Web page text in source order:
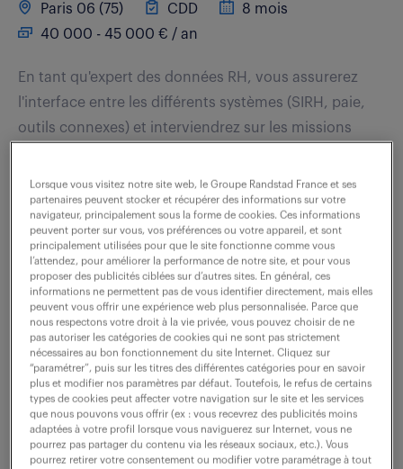
Paris 06 (75) CDD
8 mois
40 000 - 45 000 € / an
En tant qu'expert des données RH, vous assurerez
l'interface entre les différents systèmes (SIRH, paie,
outils connexes) et interviendrez sur les missions
voir l'offre
chargé de mission sirh (f/h)
29 juillet 2026
Paris 06 (75) CDD
9 mois
40 000 - 45 000 € / an
En tant qu'expert des données RH, vous assurerez
Lorsque vous visitez notre site web, le Groupe Randstad France et ses
partenaires peuvent stocker et récupérer des informations sur votre
navigateur, principalement sous la forme de cookies. Ces informations
peuvent porter sur vous, vos préférences ou votre appareil, et sont
principalement utilisées pour que le site fonctionne comme vous
l’attendez, pour améliorer la performance de notre site, et pour vous
proposer des publicités ciblées sur d’autres sites. En général, ces
informations ne permettent pas de vous identifier directement, mais elles
peuvent vous offrir une expérience web plus personnalisée. Parce que
nous respectons votre droit à la vie privée, vous pouvez choisir de ne
pas autoriser les catégories de cookies qui ne sont pas strictement
nécessaires au bon fonctionnement du site Internet. Cliquez sur
“paramétrer”, puis sur les titres des différentes catégories pour en savoir
plus et modifier nos paramètres par défaut. Toutefois, le refus de certains
types de cookies peut affecter votre navigation sur le site et les services
que nous pouvons vous offrir (ex : vous recevrez des publicités moins
adaptées à votre profil lorsque vous naviguerez sur Internet, vous ne
pourrez pas partager du contenu via les réseaux sociaux, etc.). Vous
pourrez retirer votre consentement ou modifier votre paramétrage à tout